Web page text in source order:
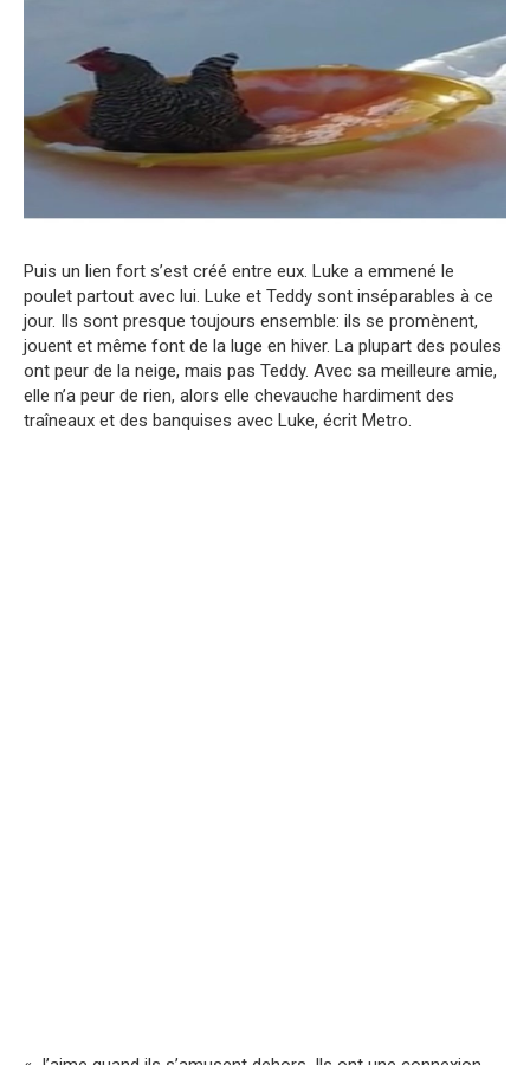
Puis un lien fort s’est créé entre eux. Luke a emmené le
poulet partout avec lui. Luke et Teddy sont inséparables à ce
jour. Ils sont presque toujours ensemble: ils se promènent,
jouent et même font de la luge en hiver. La plupart des poules
ont peur de la neige, mais pas Teddy. Avec sa meilleure amie,
elle n’a peur de rien, alors elle chevauche hardiment des
traîneaux et des banquises avec Luke, écrit Metro.